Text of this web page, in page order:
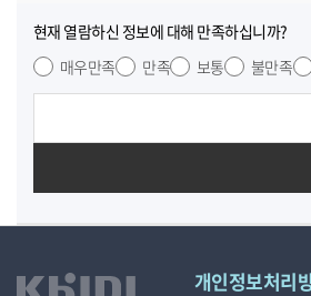
현재 열람하신 정보에 대해 만족하십니까?
매우만족
만족 보통 불만족
개인정보처리